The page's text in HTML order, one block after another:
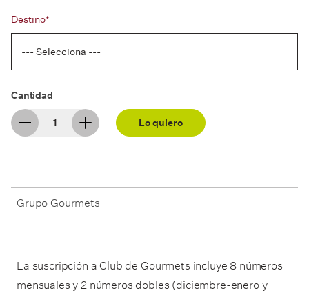
Destino*
Cantidad
Lo quiero
Grupo Gourmets
La suscripción a Club de Gourmets incluye 8 números
mensuales y 2 números dobles (diciembre-enero y